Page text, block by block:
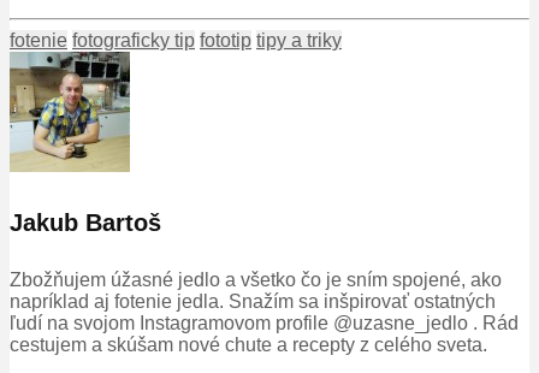
fotenie fotograficky tip fototip tipy a triky
Jakub Bartoš
Zbožňujem úžasné jedlo a všetko čo je sním spojené, ako
napríklad aj fotenie jedla. Snažím sa inšpirovať ostatných
ľudí na svojom Instagramovom profile @uzasne_jedlo . Rád
cestujem a skúšam nové chute a recepty z celého sveta.